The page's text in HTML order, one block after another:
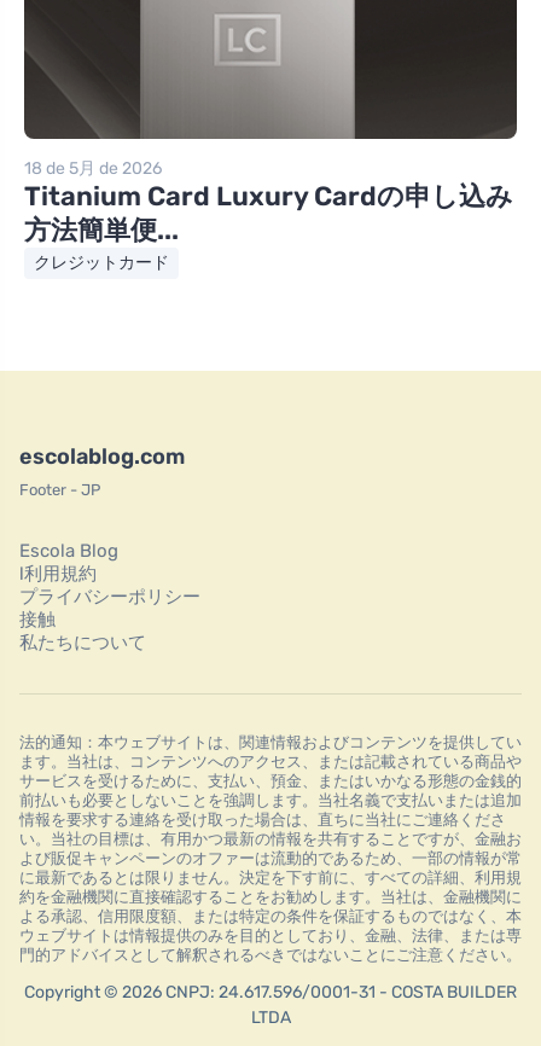
18 de 5月 de 2026
Titanium Card Luxury Cardの申し込み
方法簡単便...
クレジットカード
escolablog.com
Footer - JP
Escola Blog
l利用規約
プライバシーポリシー
接触
私たちについて
法的通知：本ウェブサイトは、関連情報およびコンテンツを提供してい
ます。当社は、コンテンツへのアクセス、または記載されている商品や
サービスを受けるために、支払い、預金、またはいかなる形態の金銭的
前払いも必要としないことを強調します。当社名義で支払いまたは追加
情報を要求する連絡を受け取った場合は、直ちに当社にご連絡くださ
い。当社の目標は、有用かつ最新の情報を共有することですが、金融お
よび販促キャンペーンのオファーは流動的であるため、一部の情報が常
に最新であるとは限りません。決定を下す前に、すべての詳細、利用規
約を金融機関に直接確認することをお勧めします。当社は、金融機関に
よる承認、信用限度額、または特定の条件を保証するものではなく、本
ウェブサイトは情報提供のみを目的としており、金融、法律、または専
門的アドバイスとして解釈されるべきではないことにご注意ください。
Copyright © 2026 CNPJ: 24.617.596/0001-31 - COSTA BUILDER
LTDA